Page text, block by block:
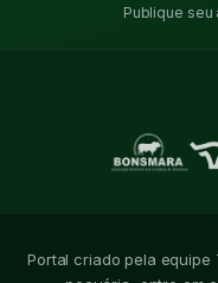
Publique seu
Portal criado pela equipe